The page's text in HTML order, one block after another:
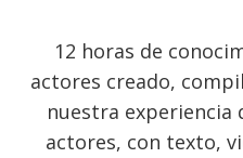
12 horas de
actores creado,
nuestra experiencia
actores, con texto,